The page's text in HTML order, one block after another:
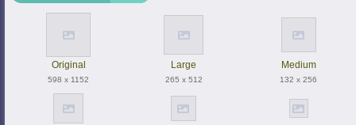
Original
598 x 1152
Large
265 x 512
Medium
132 x 256